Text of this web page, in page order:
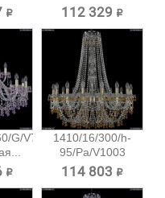
₽ 112 329 ₽
G/V7010
₽
1410/16/300/h-
95/Pa/V1003
Хрустальная...
114 803 ₽